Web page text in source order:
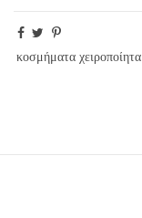
κοσμήματα χειροποίητα